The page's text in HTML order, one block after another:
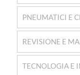
PNEUMATICI E
REVISIONE E
TECNOLOGIA E